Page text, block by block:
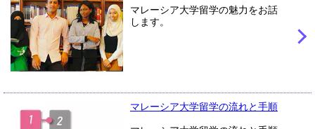
マレーシア大学留学の魅力をお話
します。
マレーシア大学留学の流れと手順